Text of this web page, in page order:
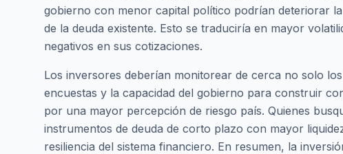
gobierno con menor capital político podrían deteriorar
de la deuda existente. Esto se traduciría en mayor
negativos en sus cotizaciones.
Los inversores deberían monitorear de cerca no solo
encuestas y la capacidad del gobierno para construir
por una mayor percepción de riesgo país. Quienes
instrumentos de deuda de corto plazo con mayor
resiliencia del sistema financiero. En resumen, la